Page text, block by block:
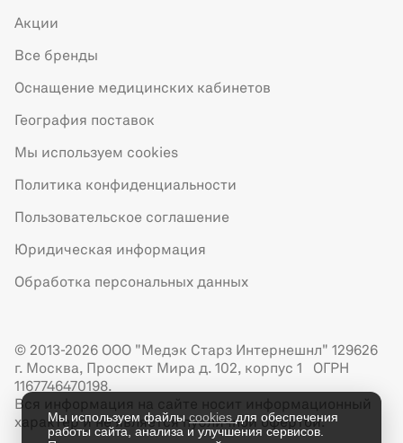
Акции
Все бренды
Оснащение медицинских кабинетов
География поставок
Мы используем cookies
Политика конфиденциальности
Пользовательское соглашение
Юридическая информация
Обработка персональных данных
© 2013-2026 ООО "Медэк Старз Интернешнл" 129626
г. Москва, Проспект Мира д. 102, корпус 1 ОГРН
1167746470198.
Вся информация на сайте носит информационный
характер и не является публичной офертой.
Мы используем файлыcookies для обеспечения
работы сайта, анализа и улучшения сервисов.